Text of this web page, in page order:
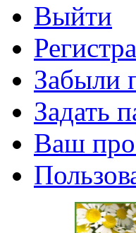
Выйти
Забыли
Задать
Ваш